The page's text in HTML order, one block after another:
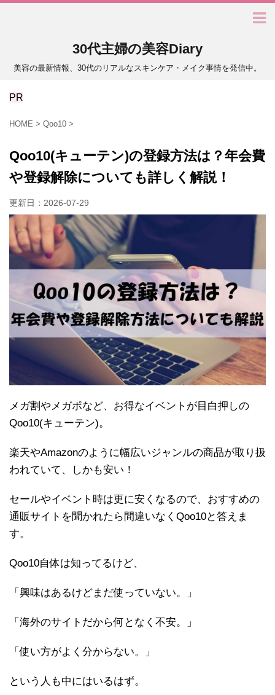
30代主婦の美容Diary
美容の最新情報、30代のリアルなスキンケア・メイク事情を発信中。
PR
HOME > Qoo10 >
Qoo10(キューテン)の登録方法は？年会費
や登録解除についても詳しく解説！
更新日： 2026-07-29
メガ割やメガポなど、お得なイベントが目白押しの
Qoo10(キューテン)。
楽天やAmazonのように幅広いジャンルの商品が取り扱
われていて、しかも安い！
セールやイベント時は更に安くなるので、おすすめの
通販サイトを聞かれたら間違いなくQoo10と答えま
す。
Qoo10自体は知ってるけど、
「興味はあるけどまだ使っていない。」
「海外のサイトだから何となく不安。」
「使い方がよく分からない。」
という人も中にはいるはず。